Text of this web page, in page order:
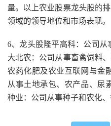
量。以上农业股票龙头股的
领域的领导地位和市场表现。
6、龙头股隆平高科：公司
大北农：公司从事畜禽饲料
农药化肥及农业互联网与金
从事土地承包、农产品、尿
种业：公司从事种子和农化、